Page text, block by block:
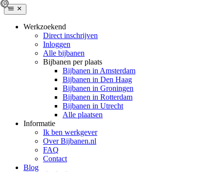
Werkzoekend
Direct inschrijven
Inloggen
Alle bijbanen
Bijbanen per plaats
Bijbanen in Amsterdam
Bijbanen in Den Haag
Bijbanen in Groningen
Bijbanen in Rotterdam
Bijbanen in Utrecht
Alle plaatsen
Informatie
Ik ben werkgever
Over Bijbanen.nl
FAQ
Contact
Blog